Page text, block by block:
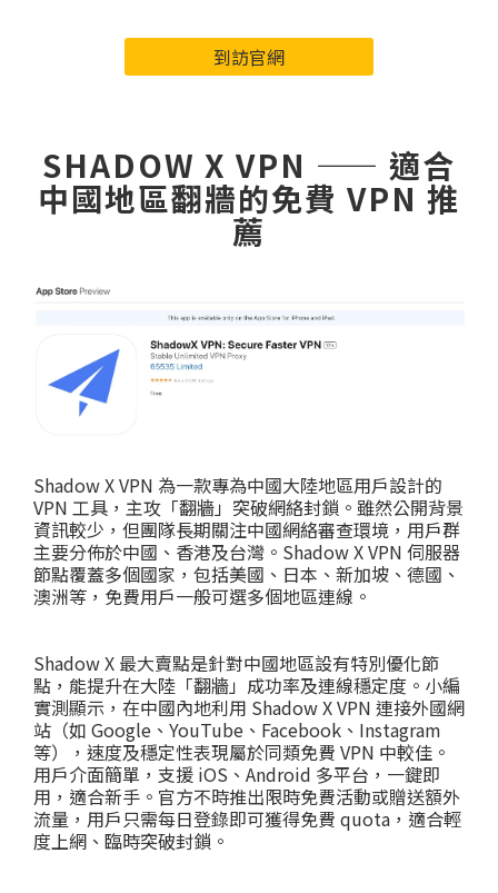
到訪官網
SHADOW X VPN —— 適合
中國地區翻牆的免費 VPN 推
薦
Shadow X VPN 為一款專為中國大陸地區用戶設計的
VPN 工具，主攻「翻牆」突破網絡封鎖。雖然公開背景
資訊較少，但團隊長期關注中國網絡審查環境，用戶群
主要分佈於中國、香港及台灣。Shadow X VPN 伺服器
節點覆蓋多個國家，包括美國、日本、新加坡、德國、
澳洲等，免費用戶一般可選多個地區連線。
Shadow X 最大賣點是針對中國地區設有特別優化節
點，能提升在大陸「翻牆」成功率及連線穩定度。小編
實測顯示，在中國內地利用 Shadow X VPN 連接外國網
站（如 Google、YouTube、Facebook、Instagram
等），速度及穩定性表現屬於同類免費 VPN 中較佳。
用戶介面簡單，支援 iOS、Android 多平台，一鍵即
用，適合新手。官方不時推出限時免費活動或贈送額外
流量，用戶只需每日登錄即可獲得免費 quota，適合輕
度上網、臨時突破封鎖。